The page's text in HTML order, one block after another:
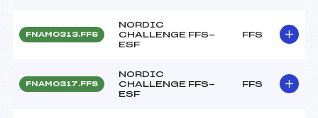
FNAM0313.FFS
NORDIC
CHALLENGE FFS-
ESF
FFS
FNAM0317.FFS
NORDIC
CHALLENGE FFS-
ESF
FFS